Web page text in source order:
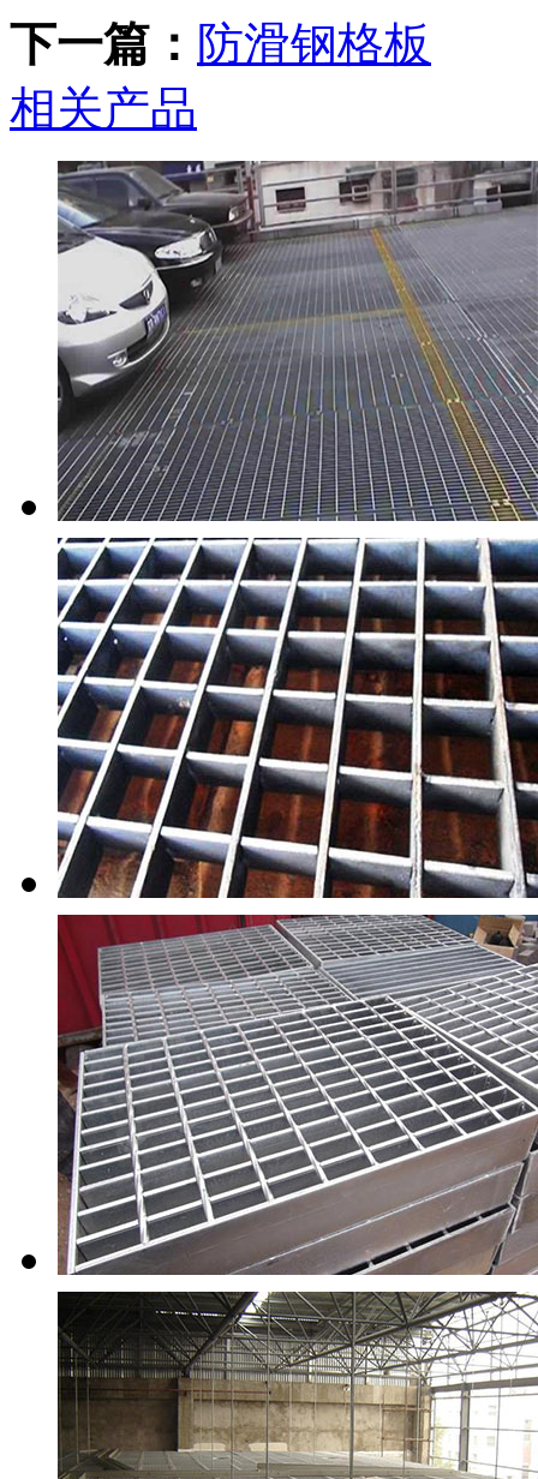
下一篇： 防滑钢格板
相关产品